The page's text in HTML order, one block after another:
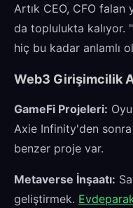
Artık CEO, CFO
da toplulukta kalıyor.
hiç bu kadar anlamlı
Web3 Girişimcilik
GameFi Projeleri:
Axie Infinity'den
benzer proje var.
Metaverse İnşaatı:
geliştirmek.